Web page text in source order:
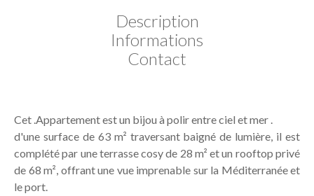
Description
Informations
Contact
Cet .Appartement est un bijou à polir entre ciel et mer .
d'une surface de 63 m² traversant baigné de lumière, il est
complété par une terrasse cosy de 28 m² et un rooftop privé
de 68 m², offrant une vue imprenable sur la Méditerranée et
le port.